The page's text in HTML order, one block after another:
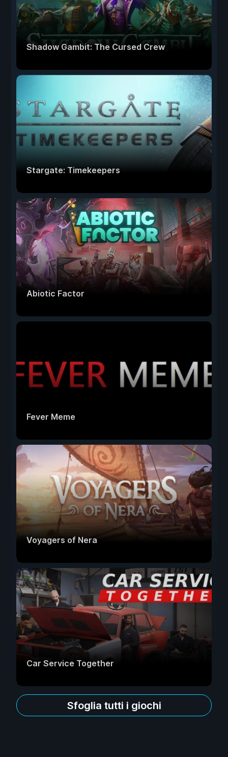
Shadow Gambit: The Cursed Crew
Stargate: Timekeepers
Abiotic Factor
Fever Meme
Voyagers of Nera
Car Service Together
Sfoglia tutti i giochi